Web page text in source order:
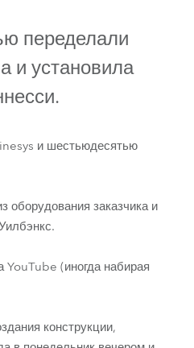
Европа
Развитие бизнеса
переделали
и установила
и шестьюдесятью
заказчика и
(иногда набирая
конструкции,